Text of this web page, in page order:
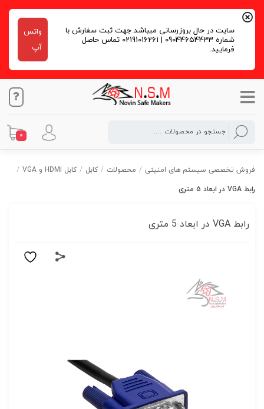
سایت در حال بروزرسانی میباشد.جهت ثبت سفارش با
شماره 09044654433 | 02191016261 تماس حاصل
فرمایید.
واتس
آپ
0
فروش تخصصی سیستم های امنیتی / محصولات / کابل / کابل HDMI و VGA
/
رابط VGA در ابعاد 5 متری
رابط VGA در ابعاد 5 متری